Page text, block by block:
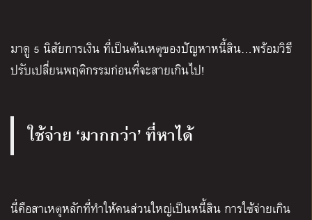
มาดู 5 นิสัยการเงิน ที่เป็นต้นเหตุของปัญหาหนี้สิน…พร้อมวิธี
ปรับเปลี่ยนพฤติกรรมก่อนที่จะสายเกินไป!
ใช้จ่าย ‘มากกว่า’ ที่หาได้
นี่คือสาเหตุหลักที่ทำให้คนส่วนใหญ่เป็นหนี้สิน การใช้จ่ายเกิน